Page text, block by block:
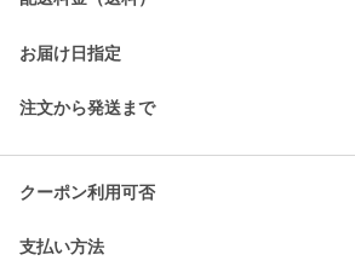
お届け日指定
注文から発送まで
クーポン利用可否
支払い方法